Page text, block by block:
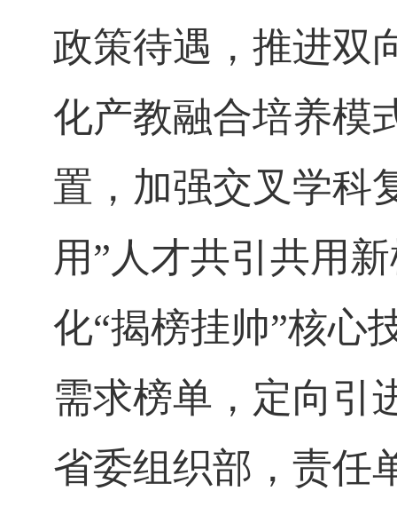
政策待遇，推进双
化产教融合培养模
置，加强交叉学科
用”人才共引共用
化“揭榜挂帅”核心
需求榜单，定向引
省委组织部，责任